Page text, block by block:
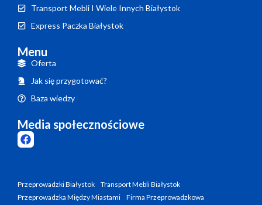
Transport Mebli I Wiele Innych Białystok
Express Paczka Białystok
Menu
Oferta
Jak się przygotować?
Baza wiedzy
Media społecznościowe
Przeprowadzki Białystok
Transport Mebli Białystok
Przeprowadzka Między Miastami
Firma Przeprowadzkowa